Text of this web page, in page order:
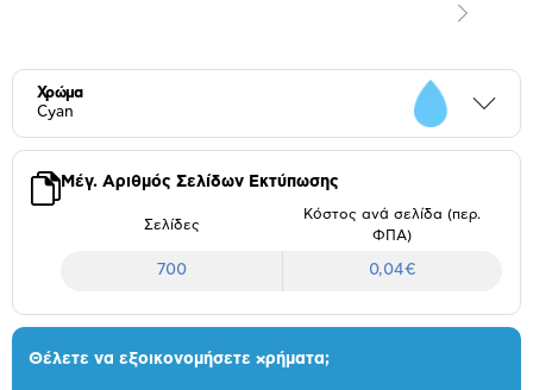
Επόμενο
Χρώμα
Cyan
Μέγ. Αριθμός Σελίδων Εκτύπωσης
Σελίδες
Κόστος ανά σελίδα (περ.
ΦΠΑ)
700 0,04€
Θέλετε να εξοικονομήσετε χρήματα;